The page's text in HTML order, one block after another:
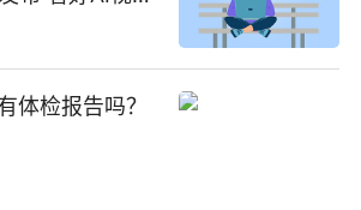
提效
体检报告吗？